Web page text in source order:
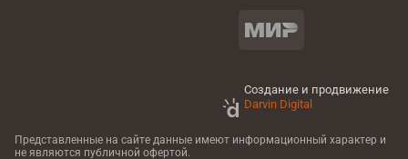
Создание и продвижение
Darvin Digital
Представленные на сайте данные имеют информационный характер и
не являются публичной офертой.